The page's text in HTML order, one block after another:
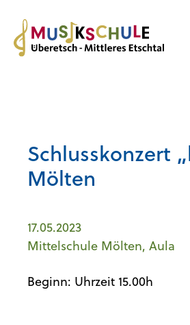
Schlusskonzert
Mölten
17.05.2023
Mittelschule Mölten, Aula
Beginn: Uhrzeit 15.00h